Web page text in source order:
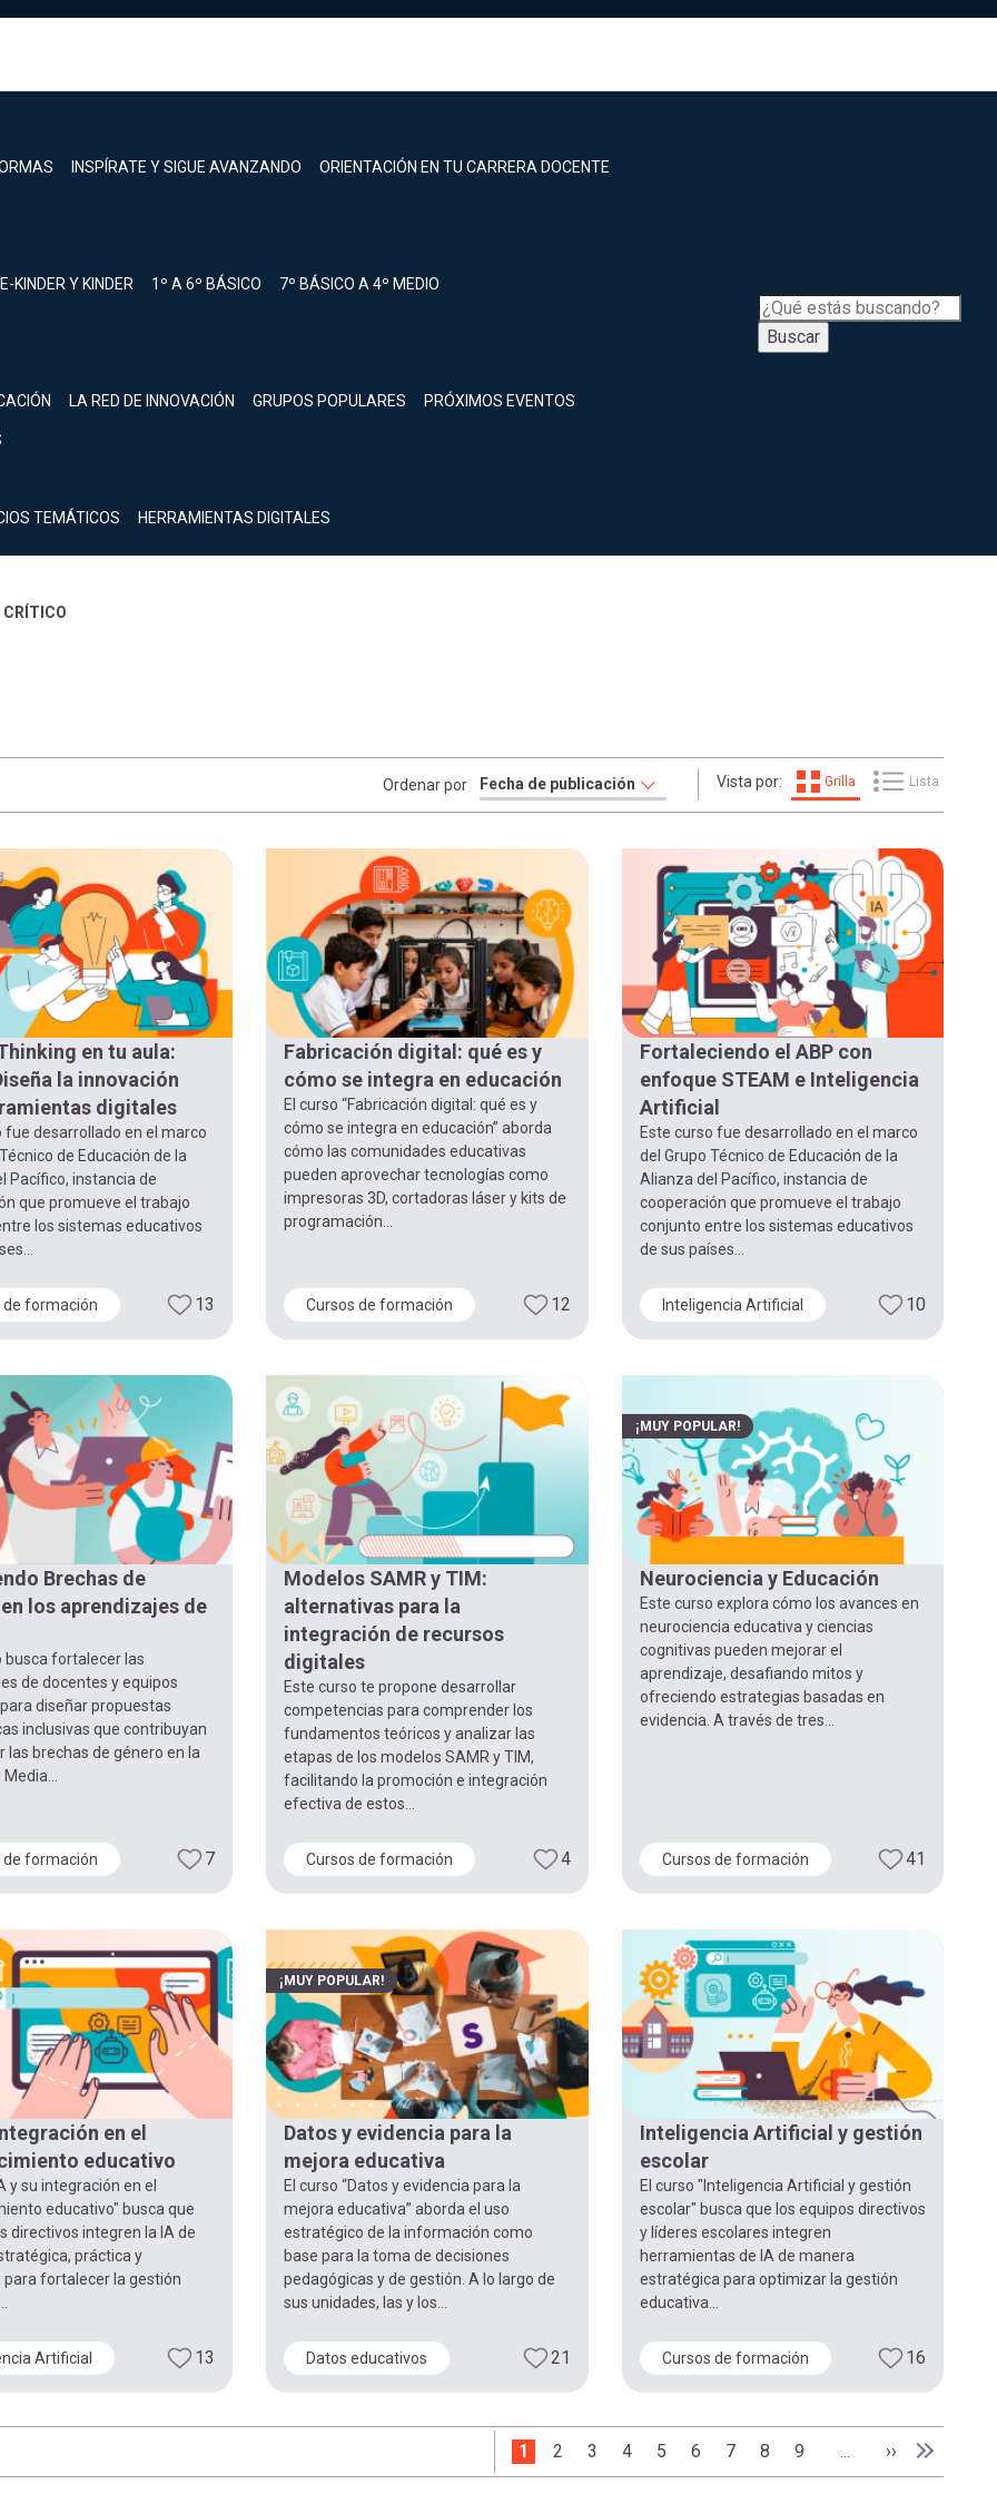
INSPÍRATE Y SIGUE AVANZANDO ORIENTACIÓN EN TU CARRERA DOCENTE
KINDER Y KINDER 1º A 6º BÁSICO 7º BÁSICO A 4º MEDIO
LA RED DE INNOVACIÓN GRUPOS POPULARES PRÓXIMOS EVENTOS
TEMÁTICOS HERRAMIENTAS DIGITALES
Buscar
CRÍTICO
Ordenar por Vista por: Grilla Lista
en tu aula:
la innovación
digitales
fue desarrollado en el marco
de Educación de la
Pacífico, instancia de
que promueve el trabajo
los sistemas educativos
de formación 13
Fabricación digital: qué es y
cómo se integra en educación
El curso “Fabricación digital: qué es y
cómo se integra en educación” aborda
cómo las comunidades educativas
pueden aprovechar tecnologías como
impresoras 3D, cortadoras láser y kits de
programación...
Cursos de formación 12
Fortaleciendo el ABP con
enfoque STEAM e Inteligencia
Artificial
Este curso fue desarrollado en el marco
del Grupo Técnico de Educación de la
Alianza del Pacífico, instancia de
cooperación que promueve el trabajo
conjunto entre los sistemas educativos
de sus países...
Inteligencia Artificial 10
Brechas de
los aprendizajes de
busca fortalecer las
de docentes y equipos
diseñar propuestas
inclusivas que contribuyan
las brechas de género en la
de formación 7
Modelos SAMR y TIM:
alternativas para la
integración de recursos
digitales
Este curso te propone desarrollar
competencias para comprender los
fundamentos teóricos y analizar las
etapas de los modelos SAMR y TIM,
facilitando la promoción e integración
efectiva de estos...
Cursos de formación 4
Neurociencia y Educación
¡MUY POPULAR!
Este curso explora cómo los avances en
neurociencia educativa y ciencias
cognitivas pueden mejorar el
aprendizaje, desafiando mitos y
ofreciendo estrategias basadas en
evidencia. A través de tres...
Cursos de formación 41
en el
educativo
y su integración en el
educativo" busca que
directivos integren la IA de
práctica y
para fortalecer la gestión
Artificial 13
Datos y evidencia para la
mejora educativa
¡MUY POPULAR!
El curso “Datos y evidencia para la
mejora educativa” aborda el uso
estratégico de la información como
base para la toma de decisiones
pedagógicas y de gestión. A lo largo de
sus unidades, las y los...
Datos educativos 21
Inteligencia Artificial y gestión
escolar
El curso "Inteligencia Artificial y gestión
escolar" busca que los equipos directivos
y líderes escolares integren
herramientas de IA de manera
estratégica para optimizar la gestión
educativa...
Cursos de formación 16
Página actual
1 Page
2 Page
3 Page
4 Page
5 Page
6 Page
7 Page
8 Page
9 Siguiente
›› Última
Última »
Inicia sesión.